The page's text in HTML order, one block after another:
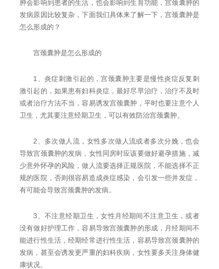
肿会影响到患者的生活，也会影响到生育功能，宫颈囊肿的
发病原因比较复杂，下面我们具体来了解一下，宫颈囊肿是
怎么形成的？
宫颈囊肿是怎么形成的
1、炎症刺激引起的，宫颈囊肿主要是慢性炎症反复刺
激引起的，如果患有妇科炎症，最好尽早治疗，治疗不及时
或者治疗方法不当，容易诱发宫颈囊肿，平时也要注意个人
卫生，尤其要注意经期卫生，可以有效防治宫颈囊肿。
2、多次做人流，女性多次做人流或者多次分娩，也会
导致宫颈囊肿的发病，女性同房时应该要做好避孕措施，减
少意外怀孕的风险，做人流要选择正规医院，不能选择不正
规的医院，否则很容易造成炎症感染，会引发一些并发症，
有可能会导致宫颈囊肿的发病。
3、不注意经期卫生，女性月经期间不注意卫生，或者
没有做好护理工作，容易导致宫颈囊肿的形成，月经期间不
能进行性生活，经期经常进行性生活，容易导致宫颈囊肿的
发病，甚至会诱发更严重的妇科疾病，女性要多关注身体健
康状况。